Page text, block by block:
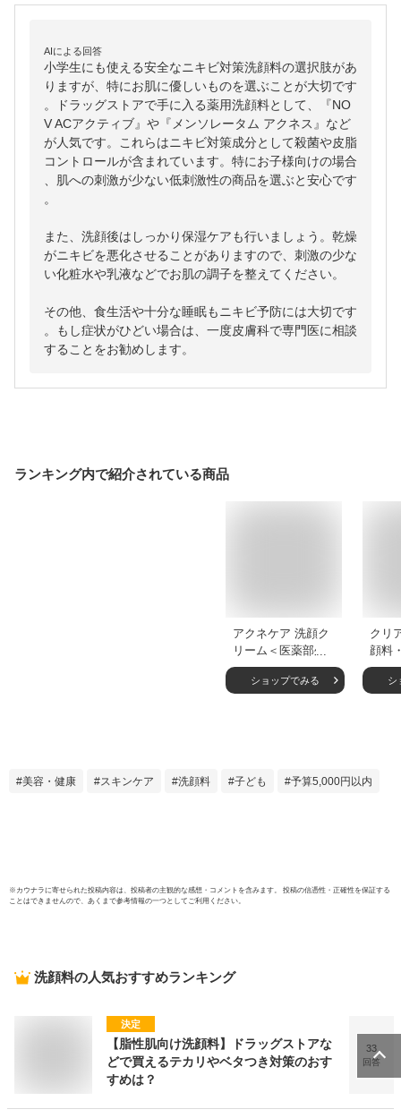
AIによる回答
小学生にも使える安全なニキビ対策洗顔料の選択肢があ
りますが、特にお肌に優しいものを選ぶことが大切です
。ドラッグストアで手に入る薬用洗顔料として、『NO
V ACアクティブ』や『メンソレータム アクネス』など
が人気です。これらはニキビ対策成分として殺菌や皮脂
コントロールが含まれています。特にお子様向けの場合
、肌への刺激が少ない低刺激性の商品を選ぶと安心です
。
また、洗顔後はしっかり保湿ケアも行いましょう。乾燥
がニキビを悪化させることがありますので、刺激の少な
い化粧水や乳液などでお肌の調子を整えてください。
その他、食生活や十分な睡眠もニキビ予防には大切です
。もし症状がひどい場合は、一度皮膚科で専門医に相談
することをお勧めします。
ランキング内で紹介されている商品
アクネケア 洗顔ク
リーム＜医薬部外品
＞【ファンケル 公
式】 [FANCL 洗顔
洗顔石鹸 毛穴ケア
ショップでみる
クリ
顔料
セッ
品＞
ミド
シ
美容・健康 スキンケア 洗顔料 子ども 予算5,000円以内
※ カウナラに寄せられた投稿内容は、投稿者の主観的な感想・コメントを含みます。 投稿の信憑性・正確性を保証する
ことはできませんので、あくまで参考情報の一つとしてご利用ください。
洗顔料の人気おすすめランキング
決定
【脂性肌向け洗顔料】ドラッグストアな
どで買えるテカリやベタつき対策のおす
すめは？
33
回答